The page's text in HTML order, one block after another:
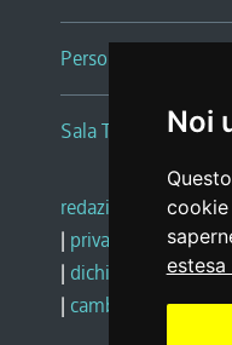
Noi
Persone e Uffici
Sala Tiziano
redazione web |
| privacy
social
| dichiarazione di
| cambio preferenze